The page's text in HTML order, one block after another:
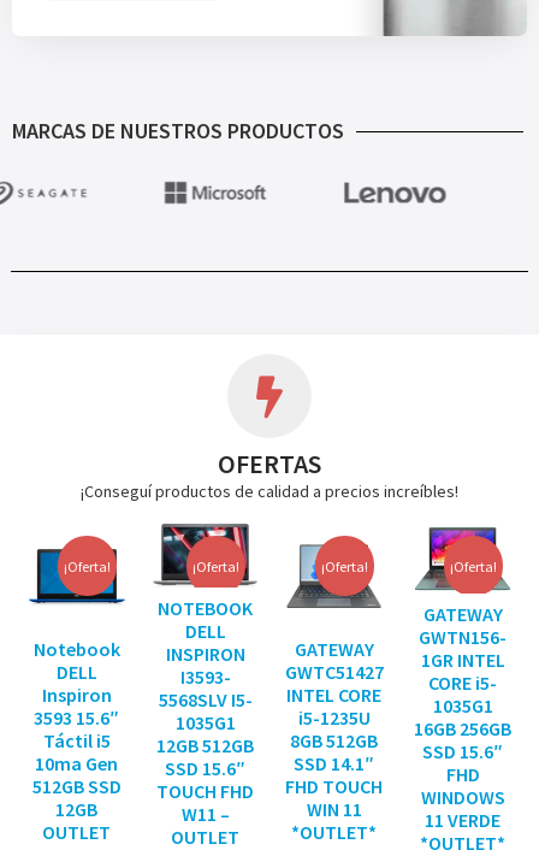
MARCAS DE NUESTROS PRODUCTOS
OFERTAS
¡Conseguí productos de calidad a precios increíbles!
¡Oferta!
Notebook
DELL
Inspiron
3593 15.6″
Táctil i5
10ma Gen
512GB SSD
12GB
OUTLET
¡Oferta!
NOTEBOOK
DELL
INSPIRON
I3593-
5568SLV I5-
1035G1
12GB 512GB
SSD 15.6″
TOUCH FHD
W11 –
OUTLET
¡Oferta!
GATEWAY
GWTC51427
INTEL CORE
i5-1235U
8GB 512GB
SSD 14.1″
FHD TOUCH
WIN 11
*OUTLET*
¡Oferta!
GATEWAY
GWTN156-
1GR INTEL
CORE i5-
1035G1
16GB 256GB
SSD 15.6″
FHD
WINDOWS
11 VERDE
*OUTLET*